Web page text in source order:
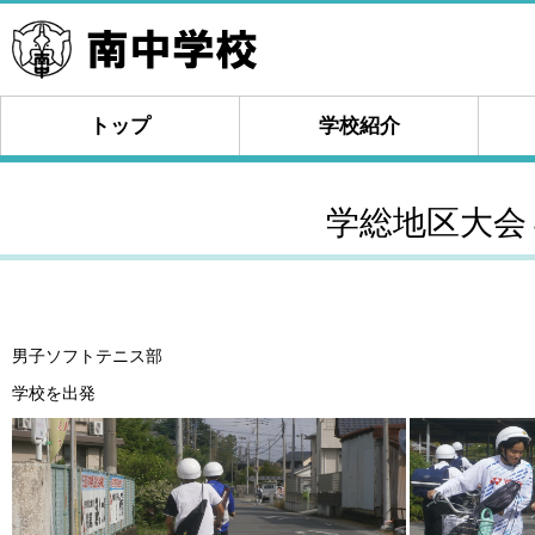
トップ 学校紹介
学総地区大
男子ソフトテニス部
学校を出発